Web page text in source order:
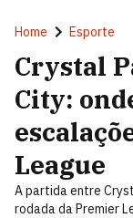
Home Esporte
Crystal
City:
League
A partida entre
rodada da Premier